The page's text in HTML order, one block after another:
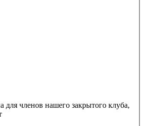
для членов нашего закрытого клуба,